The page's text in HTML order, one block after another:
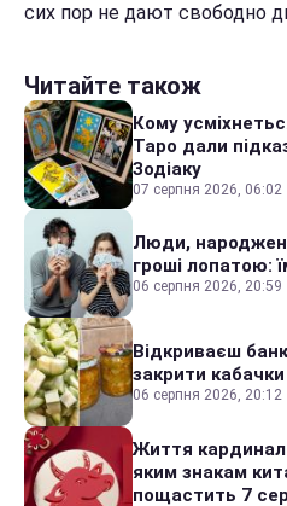
сих пор не дают свободно
Читайте також
Кому
Таро дали
Зодіаку
07 серпня 2026, 06:02
Люди,
гроші лопатою:
06 серпня 2026, 20:59
Відкриваєш
закрити
06 серпня 2026, 20:12
Життя
яким знакам
пощастить 7